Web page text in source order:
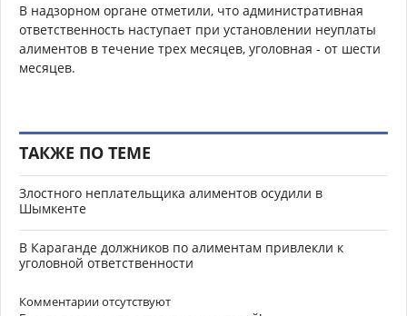
В надзорном органе отметили, что административная
ответственность наступает при установлении неуплаты
алиментов в течение трех месяцев, уголовная - от шести
месяцев.
ТАКЖЕ ПО ТЕМЕ
Злостного неплательщика алиментов осудили в
Шымкенте
В Караганде должников по алиментам привлекли к
уголовной ответственности
Комментарии отсутствуют